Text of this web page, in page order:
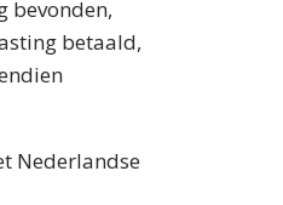
bevonden,
betaald,
Nederlandse